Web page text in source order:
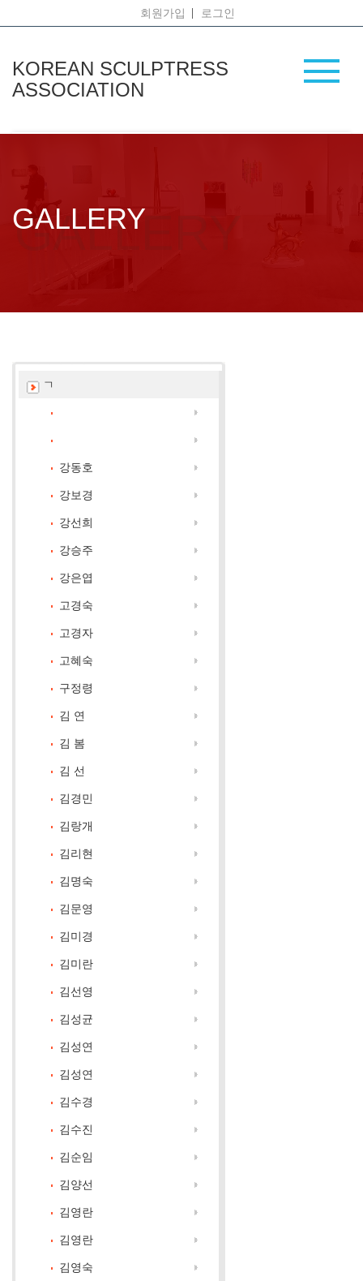
회원가입 로그인
KOREAN SCULPTRESS
ASSOCIATION
GALLERY
ㄱ
강동호
강보경
강선희
강승주
강은엽
고경숙
고경자
고혜숙
구정령
김 연
김 봄
김 선
김경민
김랑개
김리현
김명숙
김문영
김미경
김미란
김선영
김성균
김성연
김성연
김수경
김수진
김순임
김양선
김영란
김영란
김영숙